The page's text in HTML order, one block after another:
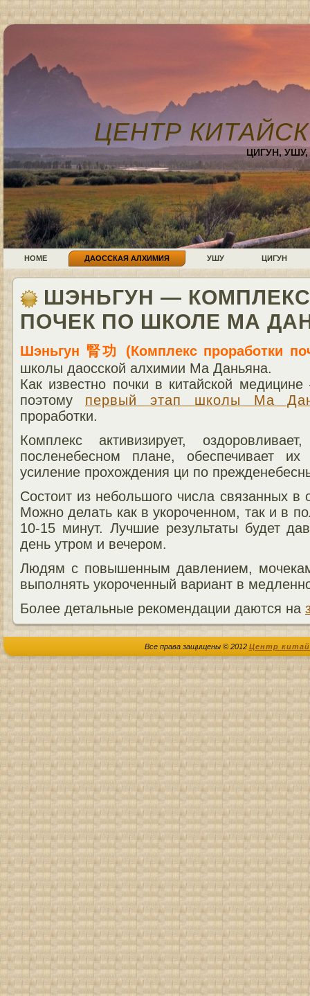
ЦЕНТР
ЦИГУН,
HOME ДАОССКАЯ АЛХИМИЯ УШУ ЦИГУН
ШЭНЬГУН —
ПОЧЕК ПО ШКОЛЕ МА
Шэньгун 腎功 (Комплекс проработки
школы даосской алхимии Ма Даньяна.
Как известно почки в китайской
поэтому первый этап школы Ма
проработки.
Комплекс активизирует,
посленебесном плане, обеспечивает
усиление прохождения ци по
Состоит из небольшого числа связанных в
Можно делать как в укороченном, так и в
10-15 минут. Лучшие результаты будет
день утром и вечером.
Людям с повышенным давлением,
выполнять укороченный вариант в
Более детальные рекомендации даются на
Все права защищены © 2012 Центр